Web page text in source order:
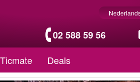
02 588 59 56
Deals